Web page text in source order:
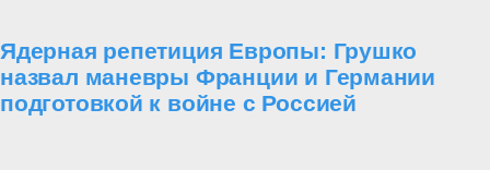
Ядерная репетиция Европы: Грушко
назвал маневры Франции и Германии
подготовкой к войне с Россией